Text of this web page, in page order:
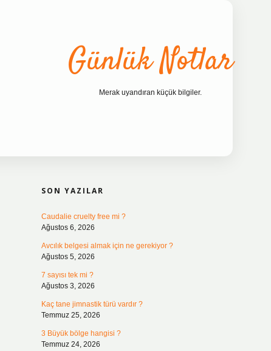
Günlük Notlar
Merak uyandıran küçük bilgiler.
SON YAZILAR
Caudalie cruelty free mi ?
Ağustos 6, 2026
Avcılık belgesi almak için ne gerekiyor ?
Ağustos 5, 2026
7 sayısı tek mi ?
Ağustos 3, 2026
Kaç tane jimnastik türü vardır ?
Temmuz 25, 2026
3 Büyük bölge hangisi ?
Temmuz 24, 2026